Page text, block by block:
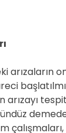
arızaların
arızayı